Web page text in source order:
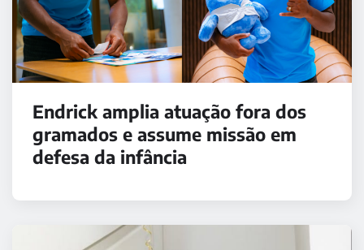
Endrick amplia atuação fora dos
gramados e assume missão em
defesa da infância